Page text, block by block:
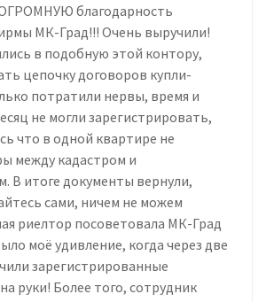
благодарность
МК-Град!!! Очень выручили!
в подобную этой контору,
цепочку договоров купли-
потратили нервы, время и
не могли зарегистрировать,
что в одной квартире не
между кадастром и
В итоге документы вернули,
сами, ничем не можем
риелтор посоветовала МК-Град
моё удивление, когда через две
зарегистрированные
руки! Более того, сотрудник